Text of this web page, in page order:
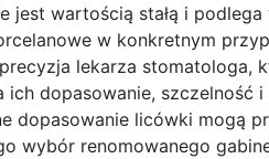
jest wartością stałą i
w konkretnym
lekarza
dopasowanie, szczelność
dopasowanie licówki mogą
wybór renomowanego